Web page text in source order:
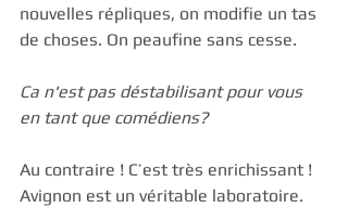
nouvelles répliques, on modifie un tas
de choses. On peaufine sans cesse.
Ca n'est pas déstabilisant pour vous
en tant que comédiens?
Au contraire ! C’est très enrichissant !
Avignon est un véritable laboratoire.